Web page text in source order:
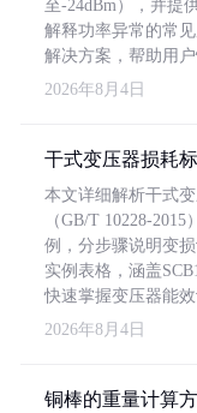
至-24dBm），并提
解释功率异常的常
解决方案，帮助用
2026年8月4日
干式变压器损耗
本文详细解析干式
（GB/T 10228-
例，分步骤说明变
实例表格，涵盖
快速掌握变压器能效
2026年8月4日
铜棒的重量计算